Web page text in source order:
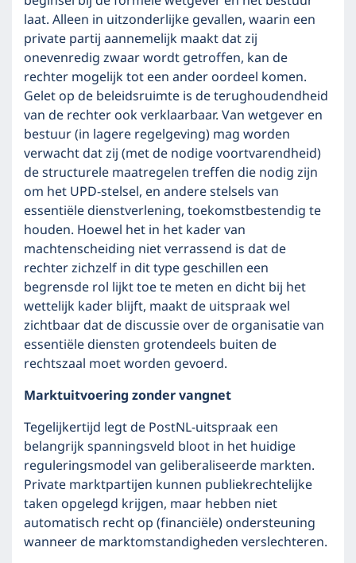
laat. Alleen in uitzonderlijke gevallen, waarin een
private partij aannemelijk maakt dat zij
onevenredig zwaar wordt getroffen, kan de
rechter mogelijk tot een ander oordeel komen.
Gelet op de beleidsruimte is de terughoudendheid
van de rechter ook verklaarbaar. Van wetgever en
bestuur (in lagere regelgeving) mag worden
verwacht dat zij (met de nodige voortvarendheid)
de structurele maatregelen treffen die nodig zijn
om het UPD-stelsel, en andere stelsels van
essentiële dienstverlening, toekomstbestendig te
houden. Hoewel het in het kader van
machtenscheiding niet verrassend is dat de
rechter zichzelf in dit type geschillen een
begrensde rol lijkt toe te meten en dicht bij het
wettelijk kader blijft, maakt de uitspraak wel
zichtbaar dat de discussie over de organisatie van
essentiële diensten grotendeels buiten de
rechtszaal moet worden gevoerd.
Marktuitvoering zonder vangnet
Tegelijkertijd legt de PostNL-uitspraak een
belangrijk spanningsveld bloot in het huidige
reguleringsmodel van geliberaliseerde markten.
Private marktpartijen kunnen publiekrechtelijke
taken opgelegd krijgen, maar hebben niet
automatisch recht op (financiële) ondersteuning
wanneer de marktomstandigheden verslechteren.